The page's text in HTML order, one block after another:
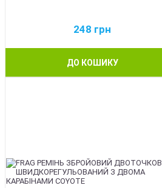
248 грн
ДО КОШИКУ